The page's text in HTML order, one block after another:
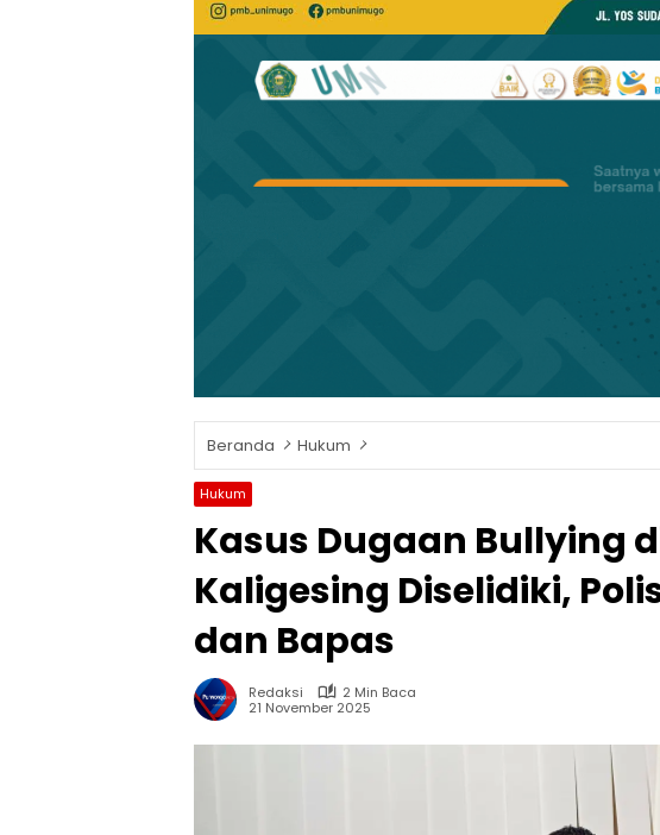
Beranda Hukum
Hukum
Kasus Dugaan Bullying
Kaligesing Diselidiki,
dan Bapas
Redaksi
2 Min Baca
21 November 2025